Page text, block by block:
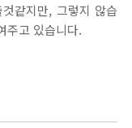
같지만, 그렇지 않습
주고 있습니다.